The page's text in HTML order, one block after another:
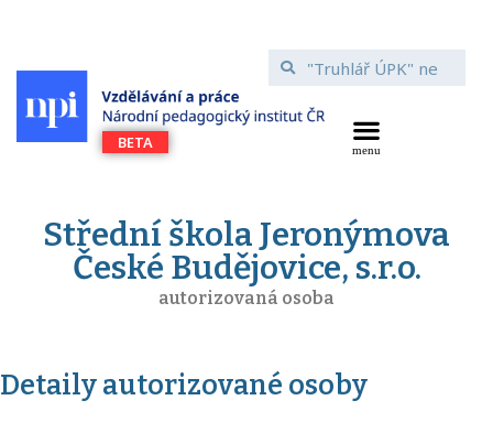
Střední škola Jeronýmova
České Budějovice, s.r.o.
autorizovaná osoba
Detaily autorizované osoby